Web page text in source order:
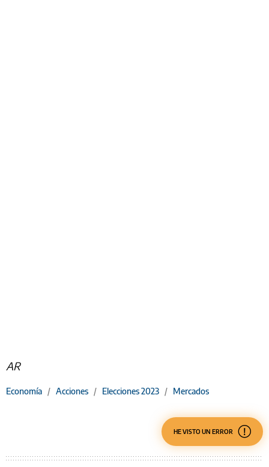
AR
Economía / Acciones / Elecciones 2023 / Mercados
HE VISTO UN ERROR